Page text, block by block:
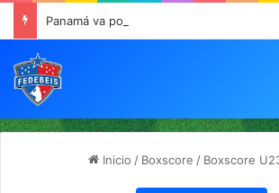
Panamá va por el oro este viernes en
Inicio / Boxscore / Boxscore